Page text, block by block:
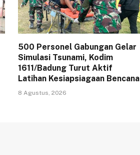
500 Personel Gabungan Gelar
Simulasi Tsunami, Kodim
1611/Badung Turut Aktif
Latihan Kesiapsiagaan Bencana
8 Agustus, 2026